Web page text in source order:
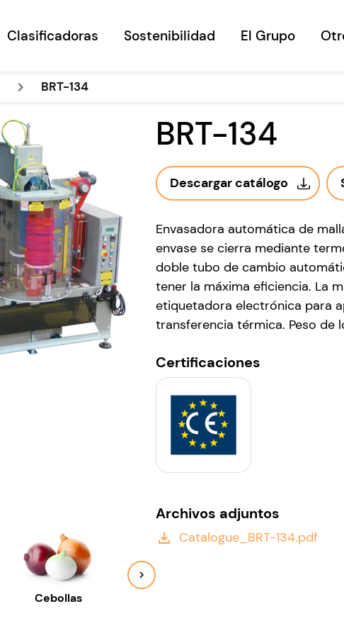
Clasificadoras Sostenibilidad El Grupo
keyboard_arrow_right BRT-134
Cebollas
BRT-134
Descargar catálogo
Envasadora automática de
envase se cierra mediante
doble tubo de cambio
tener la máxima eficiencia. La
etiquetadora electrónica para
transferencia térmica. Peso de
Certificaciones
Archivos adjuntos
file_download Catalogue_BRT-134.pdf